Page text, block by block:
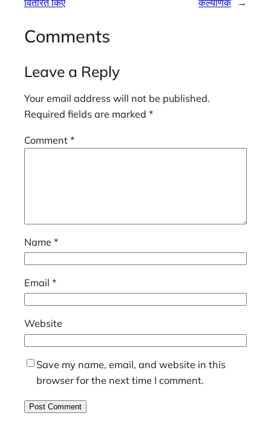
Comments
Leave a Reply
Your email address will not be published.
Required fields are marked *
Comment *
Name *
Email *
Website
Save my name, email, and website in this
browser for the next time I comment.